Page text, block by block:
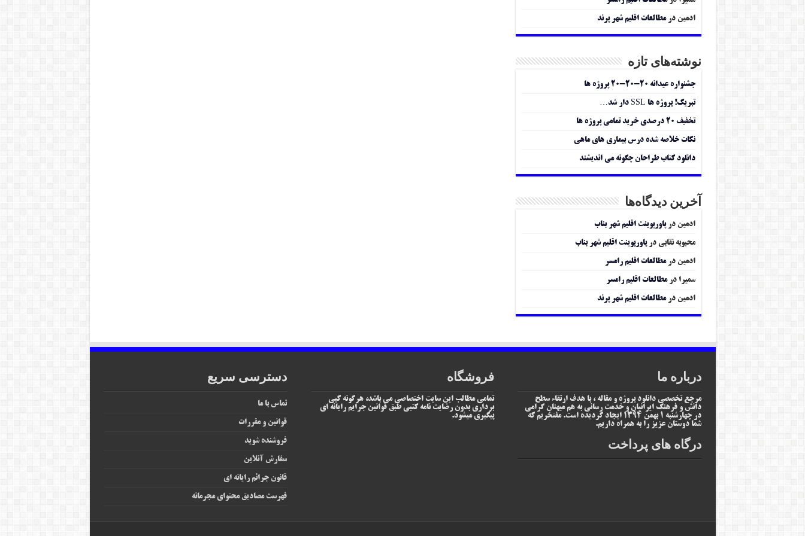
ادمین درمطالعات اقلیم شهر پرند
نوشته‌های تازه
جشنواره عیدانه ۲۰-۲۰-۲۰ پروژه ها
تبریک! پروژه ها SSL دار شد…
تخفیف ۲۰ درصدی خرید تمامی پروژه ها
نکات خلاصه شده درس بیماری های ماهی
دانلود کتاب طراحان چگونه می اندیشند
آخرین دیدگاه‌ها
ادمین درپاورپوینت اقلیم شهر بناب
محبوبه نقابی درپاورپوینت اقلیم شهر بناب
ادمین درمطالعات اقلیم رامسر
سمیرا درمطالعات اقلیم رامسر
ادمین درمطالعات اقلیم شهر پرند
درباره ما
مرجع تخصصی دانلود پروژه و مقاله ، با هدف ارتقاء سطح
دانش و فرهنگ ایرانیان و خدمت رسانی به هم میهنان گرامی
در چهارشنبه 1 بهمن 1394 ایجاد گردیده است. مفتخریم که
شما دوستان عزیز را به همراه داریم.
درگاه های پرداخت
فروشگاه
تمامی مطالب این سایت اختصاصی می باشد، هرگونه کپی
برداری بدون رضایت نامه کتبی طبق قوانین جرایم رایانه ای
پیگیری میشود.
دسترسی سریع
تماس با ما
قوانین و مقررات
فروشنده شوید
سفارش آنلاین
قانون جرائم رایانه‌ ای
فهرست مصادیق محتوای مجرمانه